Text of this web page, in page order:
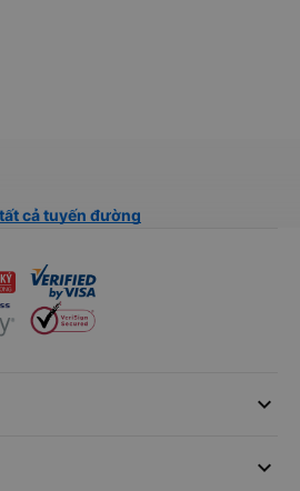
cả tuyến đường
keyboard_arrow_down
keyboard_arrow_down